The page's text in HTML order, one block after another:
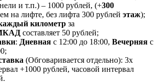
и т.п.) – 1000 рублей, (+300
на лифте, без лифта 300 рублей этаж);
километр за
составляет 50 рублей;
: Дневная с 12:00 до 18:00, Вечерняя с
а (Обговаривается отдельно): 3х
+1000 рублей, часовой интервал